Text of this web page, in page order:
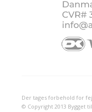
Der tages forbehold for
© Copyright 2013 Bygget